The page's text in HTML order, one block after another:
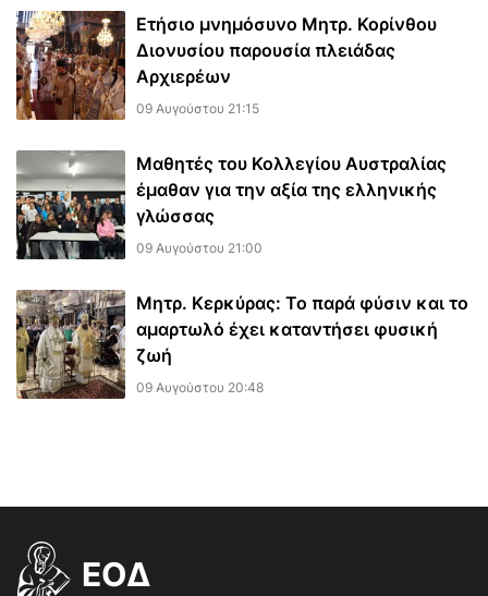
Ετήσιο μνημόσυνο Μητρ. Κορίνθου
Διονυσίου παρουσία πλειάδας
Αρχιερέων
09 Αυγούστου 21:15
Μαθητές του Κολλεγίου Αυστραλίας
έμαθαν για την αξία της ελληνικής
γλώσσας
09 Αυγούστου 21:00
Μητρ. Κερκύρας: Το παρά φύσιν και το
αμαρτωλό έχει καταντήσει φυσική
ζωή
09 Αυγούστου 20:48
EOΔ